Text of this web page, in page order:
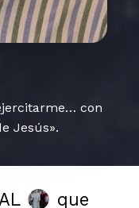
con
Jesús».
que